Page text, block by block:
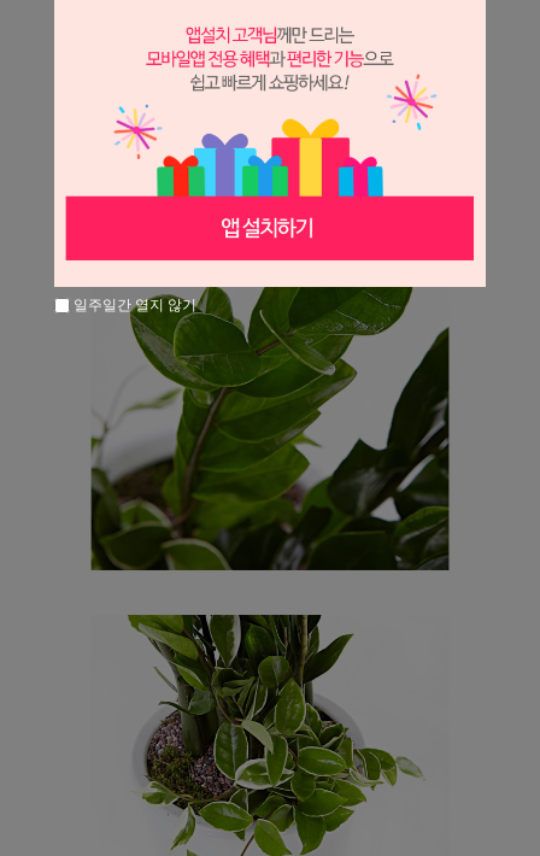
일주일간 열지 않기